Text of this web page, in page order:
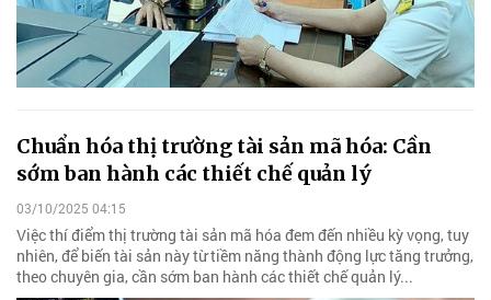
Chuẩn hóa thị trường tài sản mã hóa: Cần
sớm ban hành các thiết chế quản lý
03/10/2025 04:15
Việc thí điểm thị trường tài sản mã hóa đem đến nhiều kỳ vọng, tuy
nhiên, để biến tài sản này từ tiềm năng thành động lực tăng trưởng,
theo chuyên gia, cần sớm ban hành các thiết chế quản lý...